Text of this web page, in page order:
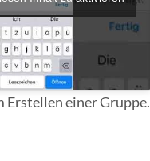
Erstellen einer Gruppe.